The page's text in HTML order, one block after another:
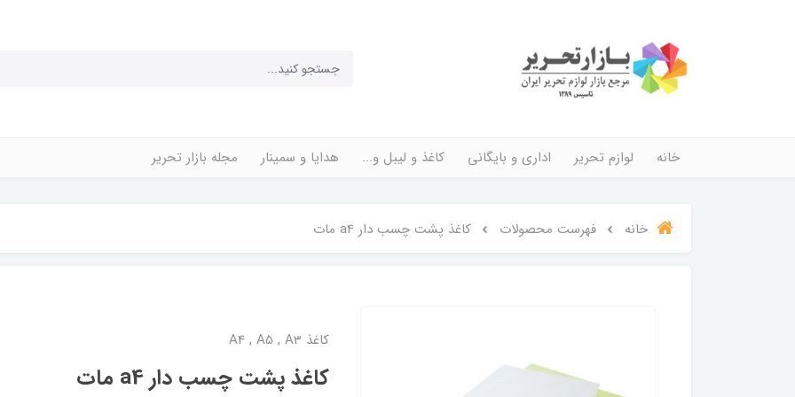
خانه لوازم تحریر اداری و بایگانی کاغذ و لیبل و... هدایا و سمینار مجله بازار تحریر
خانه فهرست محصولات کاغذ پشت چسب دار a4 مات
کاغذ A4 , A5 , A3
کاغذ پشت چسب دار a4 مات